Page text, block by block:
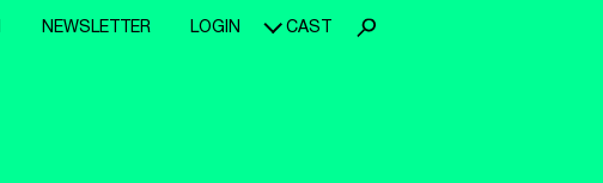
NEWSLETTER LOGIN CAST